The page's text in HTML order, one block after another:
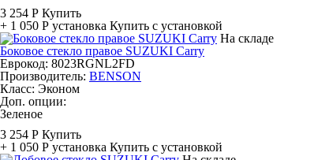
3 254 Р Купить
+ 1 050 Р установка Купить с установкой
На складе
Боковое стекло правое SUZUKI Carry
Еврокод: 8023RGNL2FD
Производитель: BENSON
Класс: Эконом
Доп. опции:
Зеленое
3 254 Р Купить
+ 1 050 Р установка Купить с установкой